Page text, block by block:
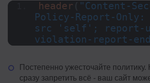
header
"Content-
Policy-Report-
src 'self'; report-
violation-report-
Постепенно ужесточайте
сразу запретить всё - ваш сайт